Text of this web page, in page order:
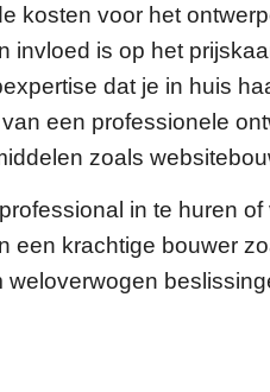
kosten voor het
invloed is op het
dat je in huis
een professionele
zoals
in te huren
een krachtige bouwer